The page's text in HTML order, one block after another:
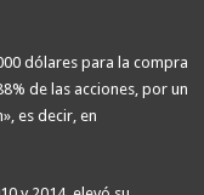
dólares para la compra
de las acciones, por un
es decir, en